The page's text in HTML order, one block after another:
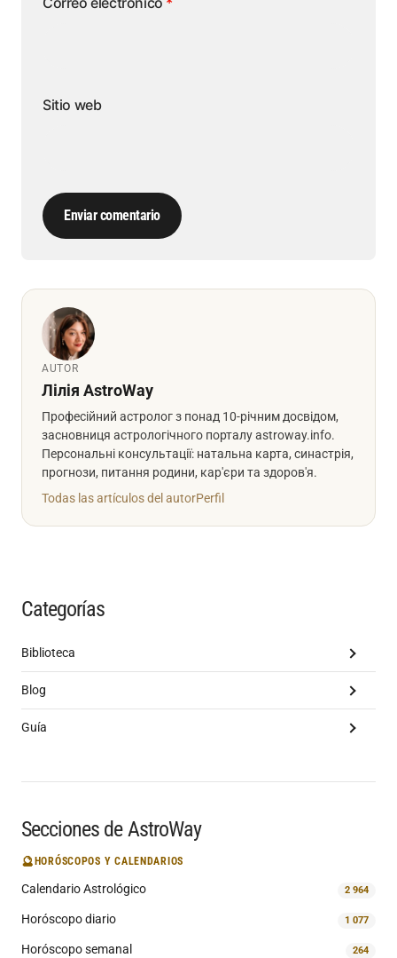
Sitio web
Enviar comentario
AUTOR
Лілія AstroWay
Професійний астролог з понад 10-річним досвідом,
засновниця астрологічного порталу astroway.info.
Персональні консультації: натальна карта, синастрія,
прогнози, питання родини, кар'єри та здоров'я.
Todas las artículos del autorPerfil
Categorías
Biblioteca
Blog
Guía
Secciones de AstroWay
🔮HORÓSCOPOS Y CALENDARIOS
Calendario Astrológico 2 964
Horóscopo diario 1 077
Horóscopo semanal 264